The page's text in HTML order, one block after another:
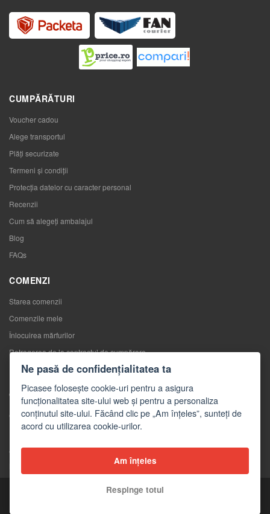
CUMPĂRĂTURI
Voucher cadou
Alege transportul
Plăți securizate
Termeni și condiții
Protecția datelor cu caracter personal
Recenzii
Cum să alegeţi ambalajul
Blog
FAQs
COMENZI
Starea comenzii
Comenzile mele
Înlocuirea mărfurilor
Retragerea de la contractul de cumpărare
Reclamaţii
CONTACTE
Contacte
Formular de contact
Angro
Copyright © 2026 Picasee
Ne pasă de confidențialitatea ta
Picasee folosește cookie-uri pentru a asigura
funcționalitatea site-ului web și pentru a personaliza
conținutul site-ului. Făcând clic pe „Am înțeles”, sunteți de
acord cu utilizarea cookie-urilor.
Am înțeles
Respinge totul